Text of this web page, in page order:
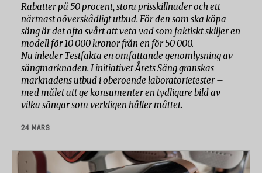
Rabatter på 50 procent, stora prisskillnader och ett
närmast oöverskådligt utbud. För den som ska köpa
säng är det ofta svårt att veta vad som faktiskt skiljer en
modell för 10 000 kronor från en för 50 000.
Nu inleder Testfakta en omfattande genomlysning av
sängmarknaden. I initiativet Årets Säng granskas
marknadens utbud i oberoende laboratorietester –
med målet att ge konsumenter en tydligare bild av
vilka sängar som verkligen håller måttet.
24 MARS